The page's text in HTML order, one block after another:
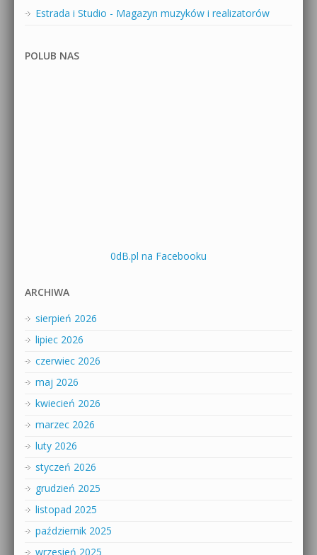
Estrada i Studio - Magazyn muzyków i realizatorów
POLUB NAS
0dB.pl na Facebooku
ARCHIWA
sierpień 2026
lipiec 2026
czerwiec 2026
maj 2026
kwiecień 2026
marzec 2026
luty 2026
styczeń 2026
grudzień 2025
listopad 2025
październik 2025
wrzesień 2025